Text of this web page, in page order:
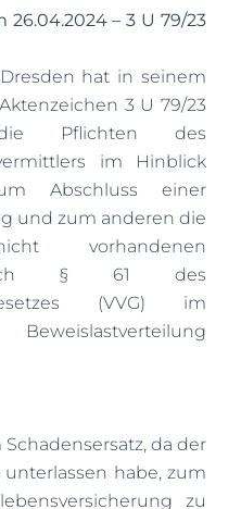
– 3 U 79/23
hat in seinem
3 U 79/23
Pflichten des
im Hinblick
Abschluss einer
und zum anderen die
vorhandenen
nach § 61 des
(VVG) im
da der
habe, zum
zu